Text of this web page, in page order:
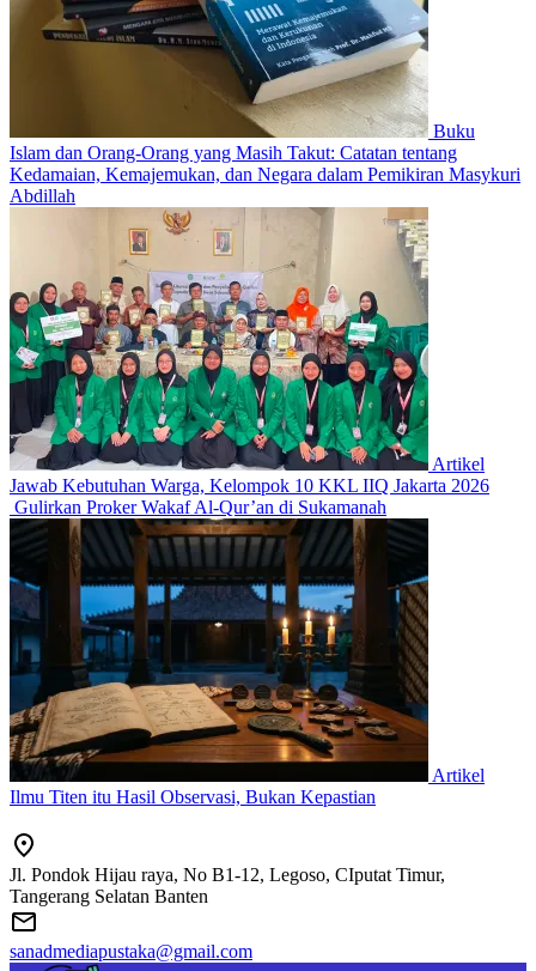
Buku
Islam dan Orang-Orang yang Masih Takut: Catatan tentang
Kedamaian, Kemajemukan, dan Negara dalam Pemikiran Masykuri
Abdillah
Artikel
Jawab Kebutuhan Warga, Kelompok 10 KKL IIQ Jakarta 2026
Gulirkan Proker Wakaf Al-Qur’an di Sukamanah
Artikel
Ilmu Titen itu Hasil Observasi, Bukan Kepastian
Jl. Pondok Hijau raya, No B1-12, Legoso, CIputat Timur,
Tangerang Selatan Banten
sanadmediapustaka@gmail.com